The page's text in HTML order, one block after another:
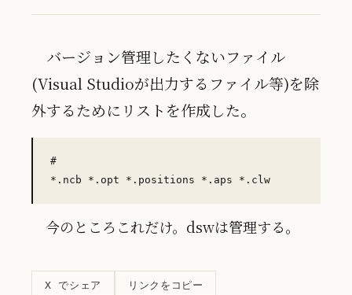
バージョン管理したくないファイル
(Visual Studioが出力するファイル等)を除
外するためにリストを作成した。
#
今のところこれだけ。dswは管理する。
X でシェア リンクをコピー